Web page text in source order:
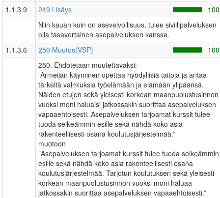
1.1.3.9
249 Lisäys
Niin kauan kuin on asevelvollisuus, tulee siviilipalveluksen
olla tasavertainen asepalveluksen kanssa.
1.1.3.6
250 Muutos(VSP)
250. Ehdotetaan muutettavaksi:
“Armeijan käyminen opettaa hyödyllisiä taitoja ja antaa
tärkeitä valmiuksia työelämään ja elämään ylipäänsä.
Näiden etujen sekä yleisesti korkean maanpuolustusinnon
vuoksi moni haluaisi jatkossakin suorittaa asepalveluksen
vapaaehtoisesti. Asepalveluksen tarjoamat kurssit tulee
tuoda selkeämmin esille sekä nähdä koko asia
rakenteellisesti osana koulutusjärjestelmää.”
muotoon
"Asepalveluksen tarjoamat kurssit tulee tuoda selkeämmin
esille sekä nähdä koko asia rakenteellisesti osana
koulutusjärjestelmää. Tarjotun koulutuksen sekä yleisesti
korkean maanpuolustusinnon vuoksi moni haluaa
jatkossakin suorittaa asepalveluksen vapaaehtoisesti.”